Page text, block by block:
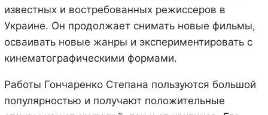
известных и востребованных режиссеров в
Украине. Он продолжает снимать новые фильмы,
осваивать новые жанры и экспериментировать с
кинематографическими формами.
Работы Гончаренко Степана пользуются большой
популярностью и получают положительные